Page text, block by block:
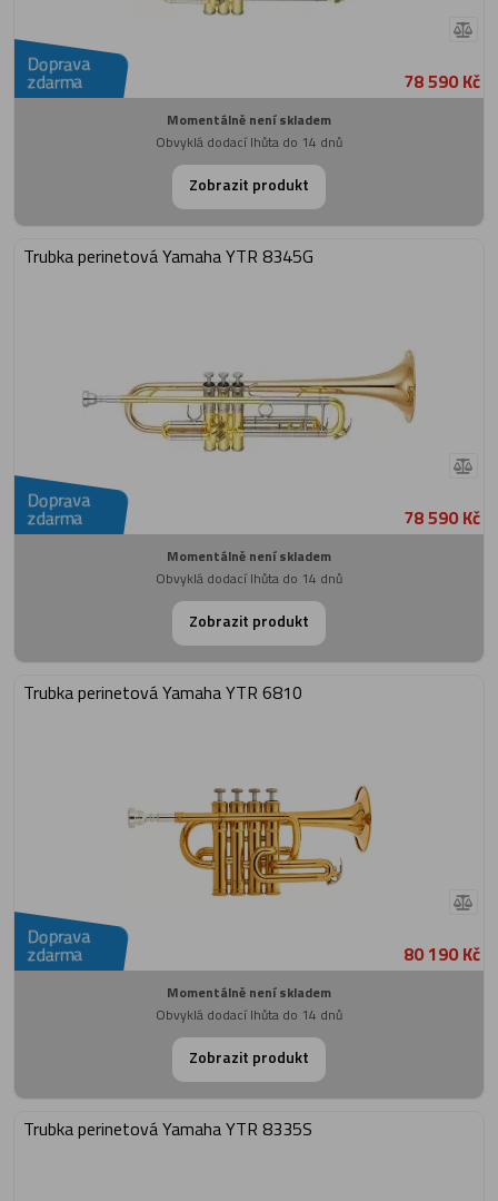
Doprava
zdarma 78 590 Kč
Momentálně není skladem
Obvyklá dodací lhůta do 14 dnů
Zobrazit produkt
Trubka perinetová Yamaha YTR 8345G
Doprava
zdarma 78 590 Kč
Momentálně není skladem
Obvyklá dodací lhůta do 14 dnů
Zobrazit produkt
Trubka perinetová Yamaha YTR 6810
Doprava
zdarma 80 190 Kč
Momentálně není skladem
Obvyklá dodací lhůta do 14 dnů
Zobrazit produkt
Trubka perinetová Yamaha YTR 8335S